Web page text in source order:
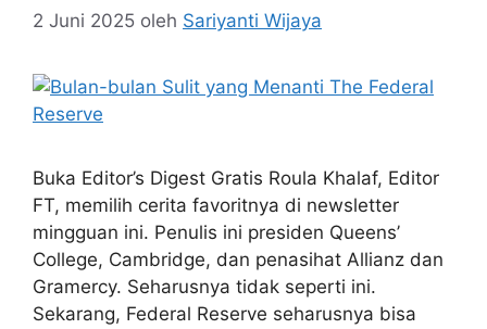
2 Juni 2025 oleh Sariyanti Wijaya
Buka Editor’s Digest Gratis Roula Khalaf, Editor
FT, memilih cerita favoritnya di newsletter
mingguan ini. Penulis ini presiden Queens’
College, Cambridge, dan penasihat Allianz dan
Gramercy. Seharusnya tidak seperti ini.
Sekarang, Federal Reserve seharusnya bisa